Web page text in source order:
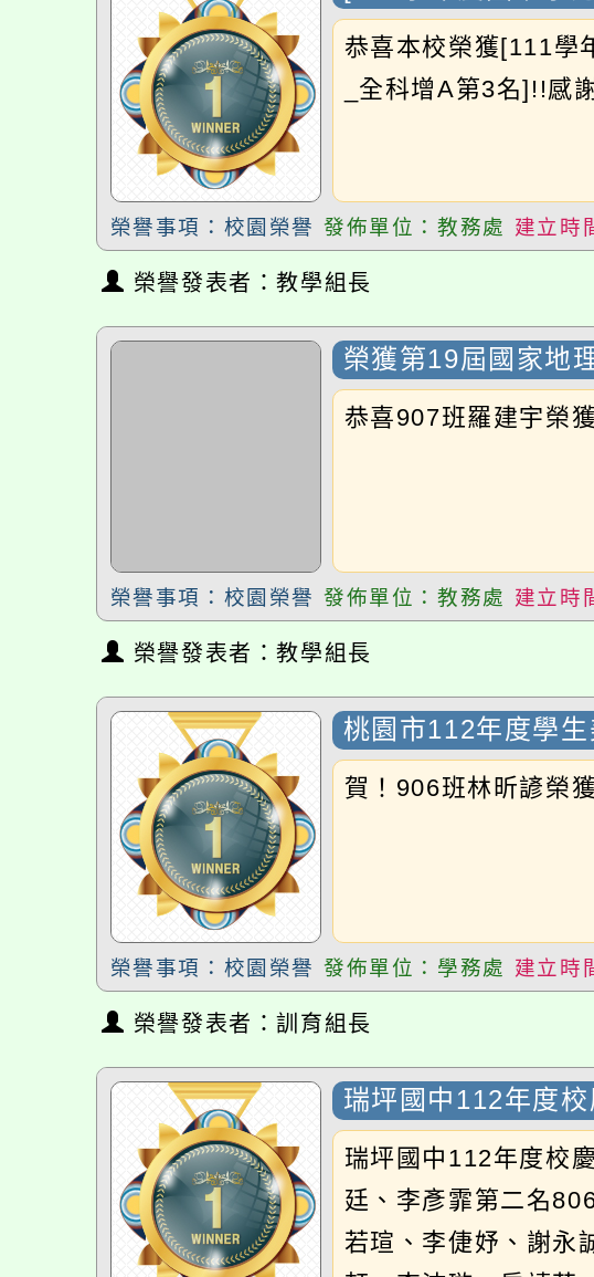
榮譽事項：校園榮譽 發佈單位：教務處 建立時間
榮譽發表者：教學組長
榮獲第19屆國家地理
恭喜907班羅建宇榮獲
發佈單位：教務處 建立時間
賀！906班林昕諺榮獲
榮譽事項：校園榮譽 發佈單位：學務處 建立時間
榮譽發表者：訓育組長
瑞坪國中112年度校慶
廷、李彥霏第二名806
若瑄、李倢妤、謝永誠
軒、李沛璇、房靖芸、
晴807官慧心、羅湘妮
榮譽事項：藝文競賽 發佈單位：學務處 建立時間
榮譽發表者：訓育組長
上一頁